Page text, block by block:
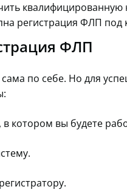
квалифицированную
регистрация ФЛП под
ФЛП
по себе. Но для
котором вы будете